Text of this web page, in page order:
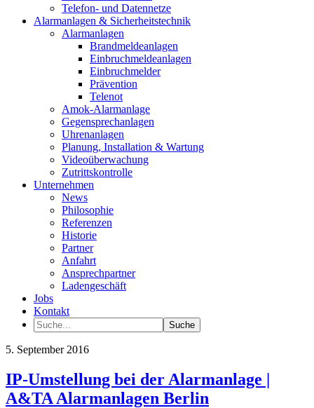
Telefon- und Datennetze
Alarmanlagen & Sicherheitstechnik
Alarmanlagen
Brandmeldeanlagen
Einbruchmeldeanlagen
Einbruchmelder
Prävention
Telenot
Amok-Alarmanlage
Gegensprechanlagen
Uhrenanlagen
Planung, Installation & Wartung
Videoüberwachung
Zutrittskontrolle
Unternehmen
News
Philosophie
Referenzen
Historie
Partner
Anfahrt
Ansprechpartner
Ladengeschäft
Jobs
Kontakt
5. September 2016
IP-Umstellung bei der Alarmanlage |
A&TA Alarmanlagen Berlin